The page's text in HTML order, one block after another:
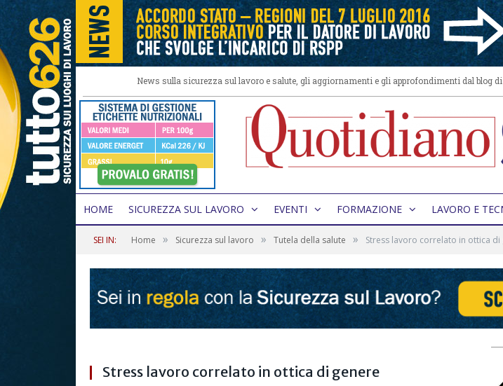
News sulla sicurezza sul lavoro e salute, gli aggiornamenti e gli approfondimenti dal blog di
HOME SICUREZZA SUL LAVORO EVENTI FORMAZIONE LAVORO E
SEI IN: Home » Sicurezza sul lavoro » Tutela della salute » Stress lavoro correlato in ottica di
Stress lavoro correlato in ottica di genere